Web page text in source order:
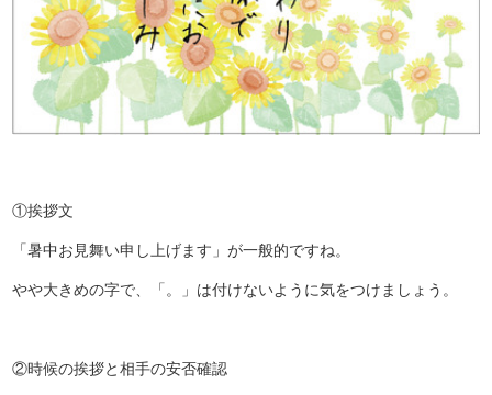
①挨拶文
「暑中お見舞い申し上げます」が一般的ですね。
やや大きめの字で、「。」は付けないように気をつけましょう。
②時候の挨拶と相手の安否確認